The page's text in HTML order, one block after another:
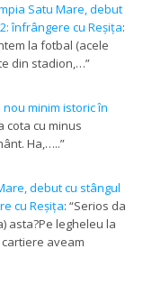
Satu Mare, debut
înfrângere cu Reșița:
la fotbal (acele
din stadion,…”
nou minim istoric în
cota cu minus
Ha,…..”
debut cu stângul
cu Reșița: “Serios da
asta?Pe legheleu la
aveam